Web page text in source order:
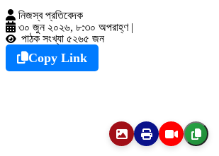
নিজস্ব প্রতিবেদক
৩০ জুন ২০২৬, ৮:৩০ অপরাহ্ণ |
পাঠক সংখ্যা ৫২৬৫ জন
Copy Link